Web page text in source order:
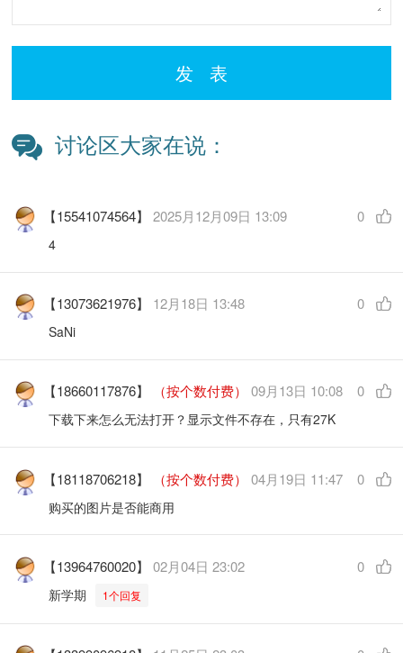
发 表
讨论区大家在说：
【15541074564】2025月12月09日 13:09 0
4
【13073621976】 12月18日 13:48 0
SaNi
【18660117876】 （按个数付费） 09月13日 10:08 0
下载下来怎么无法打开？显示文件不存在，只有27K
【18118706218】 （按个数付费） 04月19日 11:47 0
购买的图片是否能商用
【13964760020】02月04日 23:02 0
新学期 1个回复